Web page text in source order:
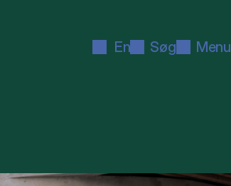
En Søg Menu